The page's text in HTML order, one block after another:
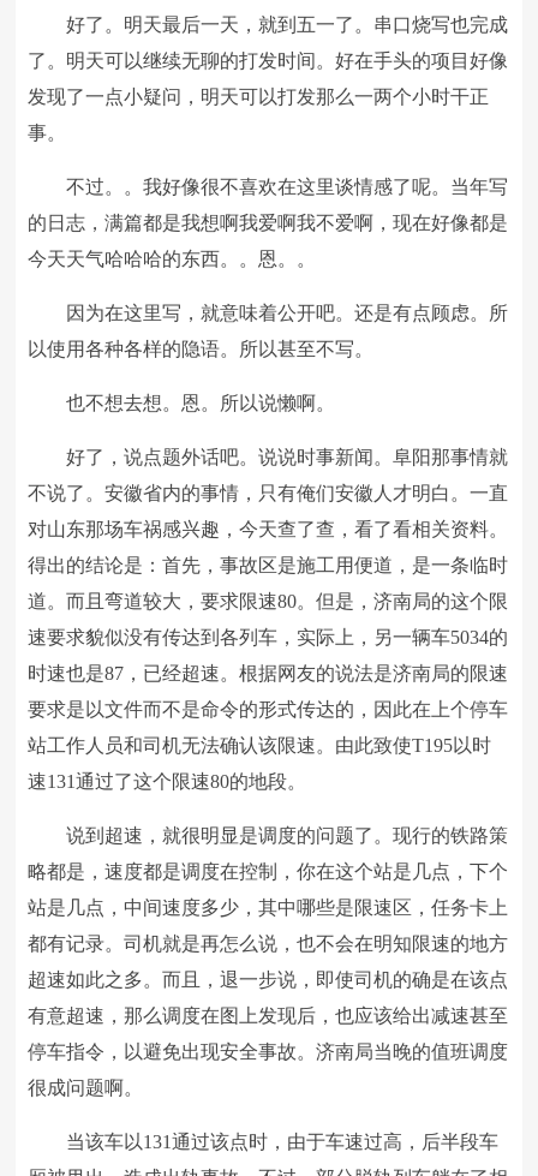
好了。明天最后一天，就到五一了。串口烧写也完成
了。明天可以继续无聊的打发时间。好在手头的项目好像
发现了一点小疑问，明天可以打发那么一两个小时干正
事。
不过。。我好像很不喜欢在这里谈情感了呢。当年写
的日志，满篇都是我想啊我爱啊我不爱啊，现在好像都是
今天天气哈哈哈的东西。。恩。。
因为在这里写，就意味着公开吧。还是有点顾虑。所
以使用各种各样的隐语。所以甚至不写。
也不想去想。恩。所以说懒啊。
好了，说点题外话吧。说说时事新闻。阜阳那事情就
不说了。安徽省内的事情，只有俺们安徽人才明白。一直
对山东那场车祸感兴趣，今天查了查，看了看相关资料。
得出的结论是：首先，事故区是施工用便道，是一条临时
道。而且弯道较大，要求限速80。但是，济南局的这个限
速要求貌似没有传达到各列车，实际上，另一辆车5034的
时速也是87，已经超速。根据网友的说法是济南局的限速
要求是以文件而不是命令的形式传达的，因此在上个停车
站工作人员和司机无法确认该限速。由此致使T195以时
速131通过了这个限速80的地段。
说到超速，就很明显是调度的问题了。现行的铁路策
略都是，速度都是调度在控制，你在这个站是几点，下个
站是几点，中间速度多少，其中哪些是限速区，任务卡上
都有记录。司机就是再怎么说，也不会在明知限速的地方
超速如此之多。而且，退一步说，即使司机的确是在该点
有意超速，那么调度在图上发现后，也应该给出减速甚至
停车指令，以避免出现安全事故。济南局当晚的值班调度
很成问题啊。
当该车以131通过该点时，由于车速过高，后半段车